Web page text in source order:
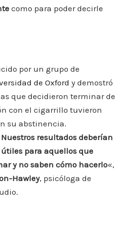
como para poder decirle
por un grupo de
de Oxford y demostró
que decidieron terminar de
con el cigarrillo tuvieron
su abstinencia.
Nuestros resultados deberían
para aquellos que
y no saben cómo hacerlo«,
Hawley, psicóloga de